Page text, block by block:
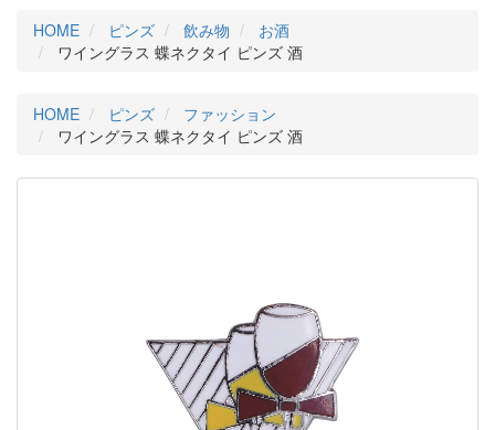
HOME ピンズ 飲み物
お酒
ワイングラス 蝶ネクタイ ピンズ 酒
HOME ピンズ
ファッション
ワイングラス 蝶ネクタイ ピンズ 酒